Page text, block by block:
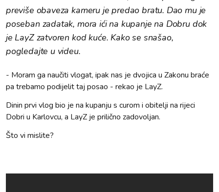
previše obaveza kameru je predao bratu. Dao mu je
poseban zadatak, mora ići na kupanje na Dobru dok
je LayZ zatvoren kod kuće. Kako se snašao,
pogledajte u videu.
- Moram ga naučiti vlogat, ipak nas je dvojica u Zakonu braće
pa trebamo podijelit taj posao - rekao je LayZ.
Dinin prvi vlog bio je na kupanju s curom i obitelji na rijeci
Dobri u Karlovcu, a LayZ je prilično zadovoljan.
Što vi mislite?